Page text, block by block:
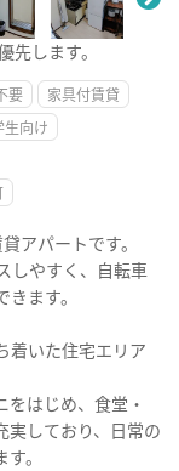
します。
要
家具付賃貸
生向け
アパートです。
しやすく、自転車
ます。
着いた住宅エリア
はじめ、食堂・
実しており、日常の
。